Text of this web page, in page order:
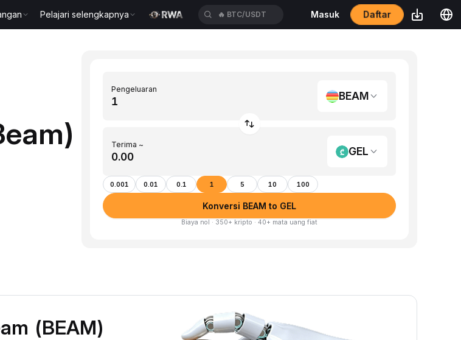
Pelajari selengkapnya 🔥 BTC/USDT Masuk Daftar
Pengeluaran
BEAM
Terima ~
GEL
0.001 0.01 0.1 1 5 10 100
Konversi BEAM to GEL
Biaya nol · 350+ kripto · 40+ mata uang fiat
(BEAM)